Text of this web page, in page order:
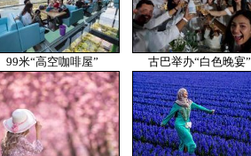
99米“高空咖啡屋” 古巴举办“白色晚宴”